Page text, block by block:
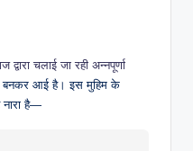
द्वारा चलाई जा रही अन्नपूर्णा
बनकर आई है। इस मुहिम के
नारा है—